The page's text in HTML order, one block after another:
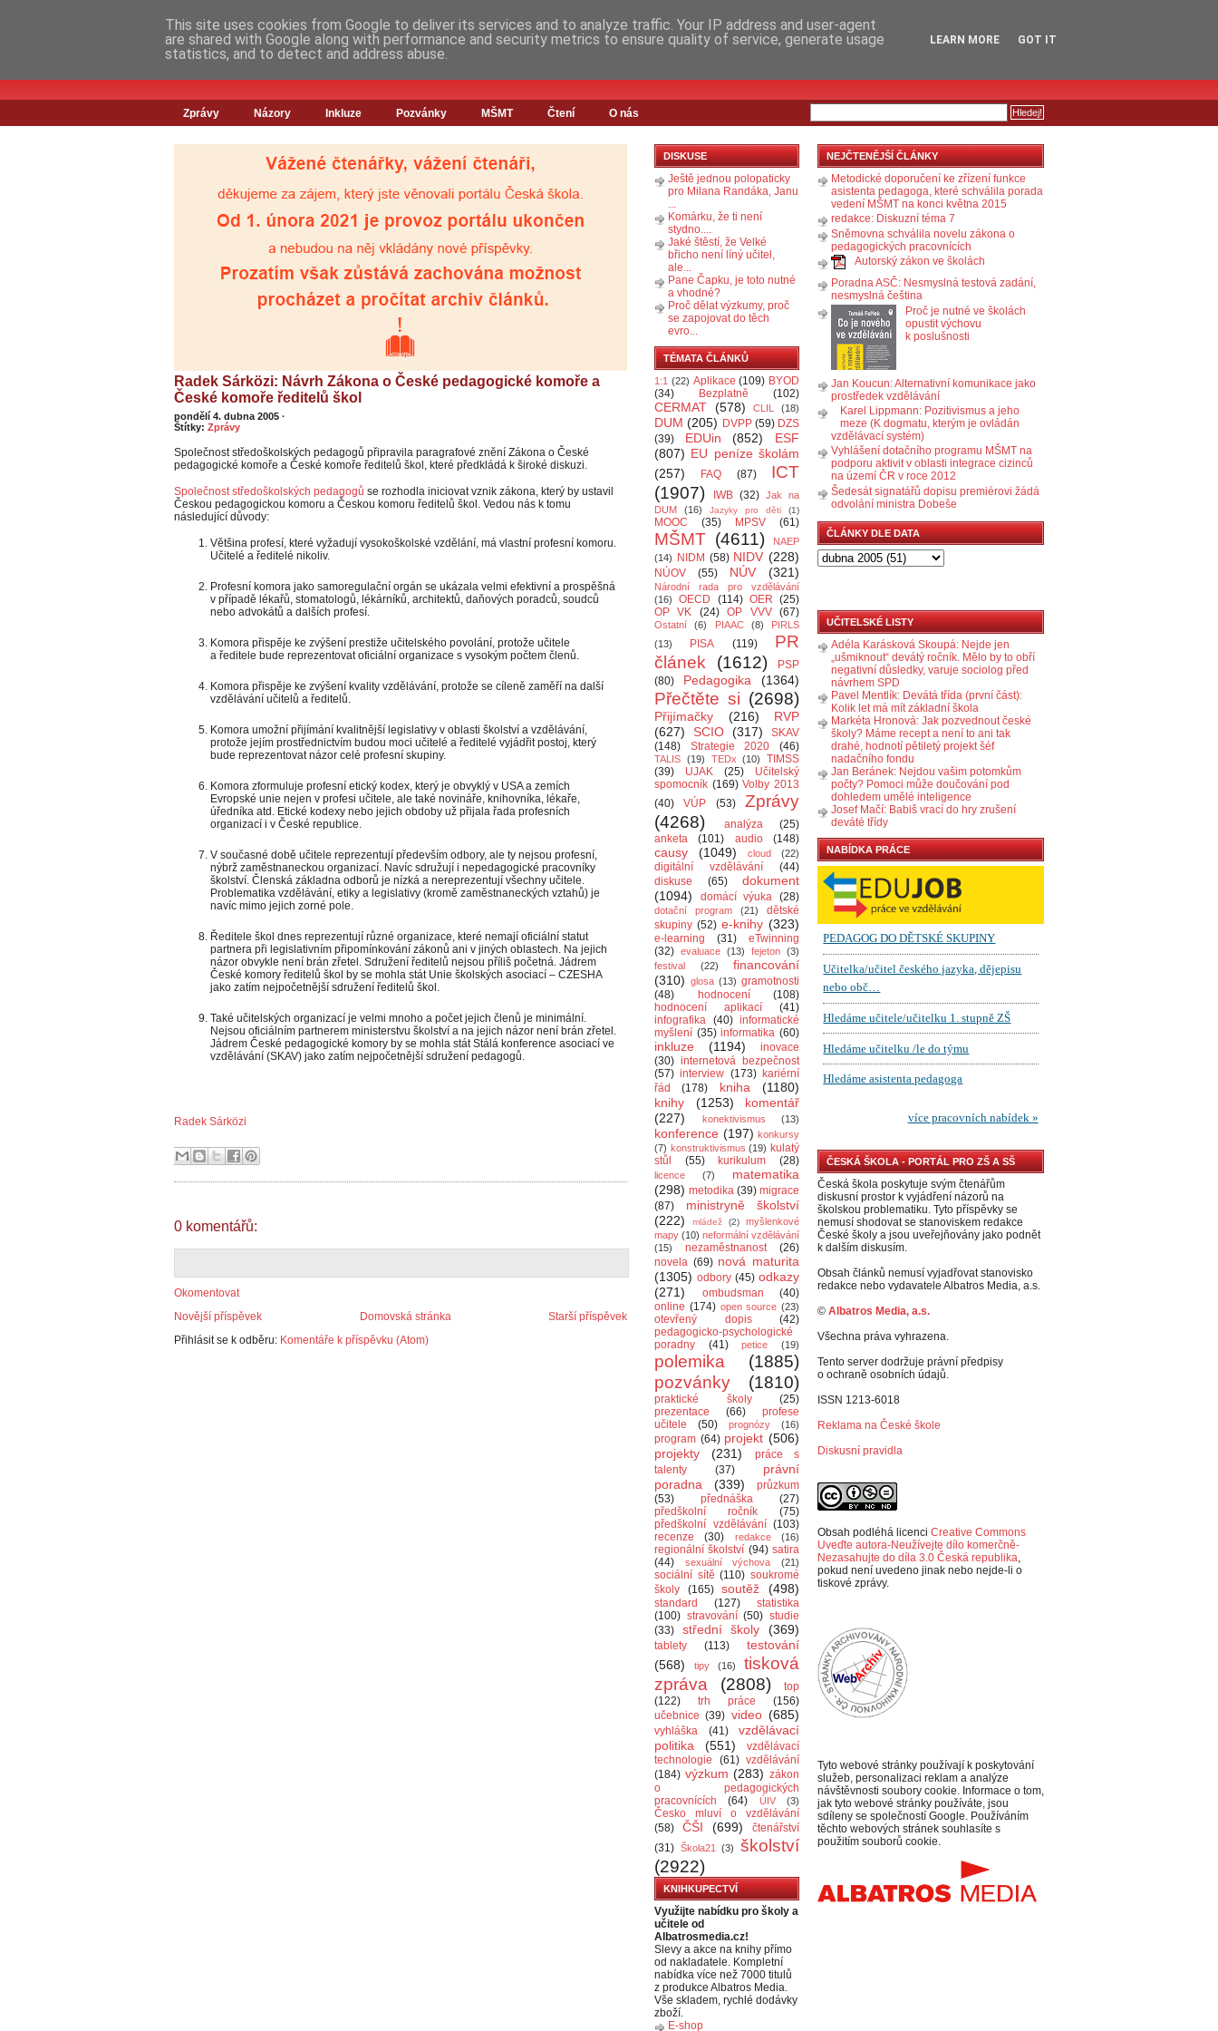
Zprávy Názory Inkluze Pozvánky MŠMT Čtení O nás
Radek Sárközi: Návrh Zákona o České pedagogické komoře a
České komoře ředitelů škol
pondělí 4. dubna 2005 ·
Štítky: Zprávy
Společnost středoškolských pedagogů připravila paragrafové znění Zákona o České
pedagogické komoře a České komoře ředitelů škol, které předkládá k široké diskuzi.
Společnost středoškolských pedagogů se rozhodla iniciovat vznik zákona, který by ustavil
Českou pedagogickou komoru a Českou komoru ředitelů škol. Vedou nás k tomu
následující důvody:
Většina profesí, které vyžadují vysokoškolské vzdělání, má vlastní profesní komoru.
Učitelé a ředitelé nikoliv.
Profesní komora jako samoregulační orgán se ukázala velmi efektivní a prospěšná
v případě lékařů, stomatologů, lékárníků, architektů, daňových poradců, soudců
nebo advokátů a dalších profesí.
Komora přispěje ke zvýšení prestiže učitelského povolání, protože učitele
a ředitele bude reprezentovat oficiální organizace s vysokým počtem členů.
Komora přispěje ke zvýšení kvality vzdělávání, protože se cíleně zaměří na další
vzdělávání učitelů a ředitelů.
Komora umožní přijímání kvalitnější legislativy v oblasti školství a vzdělávání,
protože jejím prostřednictvím budou moci učitelé a ředitelé vyjádřit postoj, který
bude reprezentovat názor celé profesní skupiny.
Komora zformuluje profesní etický kodex, který je obvyklý v USA a zemích
Evropské unie nejen v profesi učitele, ale také novináře, knihovníka, lékaře,
úředníka atd. Etické kodexy nebo jejich obdoby už přijala řada profesních
organizací i v České republice.
V současné době učitele reprezentují především odbory, ale ty nejsou profesní,
nýbrž zaměstnaneckou organizací. Navíc sdružují i nepedagogické pracovníky
školství. Členská základna odborů je nízká a nereprezentují všechny učitele.
Problematika vzdělávání, etiky a legislativy (kromě zaměstnaneckých vztahů) je
navíc mimo jejich zorné pole.
Ředitele škol dnes reprezentují různé organizace, které nemají oficiální statut
partnera při legislativním připomínkování zákonů ani v jiných oblastech. Na jejich
názor obvykle není brán zřetel. Sdružení ředitelů nejsou příliš početná. Jádrem
České komory ředitelů škol by se mohla stát Unie školských asociací – CZESHA
jako zatím nejpočetnější sdružení ředitelů škol.
Také učitelských organizací je velmi mnoho a počet jejich členů je minimální.
Nejsou oficiálním partnerem ministerstvu školství a na jejich názor není brán zřetel.
Jádrem České pedagogické komory by se mohla stát Stálá konference asociací ve
vzdělávání (SKAV) jako zatím nejpočetnější sdružení pedagogů.
Radek Sárközi
0 komentářů:
Okomentovat
Novější příspěvek
Starší příspěvek
Domovská stránka
Přihlásit se k odběru: Komentáře k příspěvku (Atom)
DISKUSE
Ještě jednou polopaticky
pro Milana Randáka, Janu
...
Komárku, že ti není
stydno....
Jaké štěstí, že Velké
břicho není líný učitel,
ale...
Pane Čapku, je toto nutné
a vhodné?
Proč dělat výzkumy, proč
se zapojovat do těch
evro...
TÉMATA ČLÁNKŮ
1:1 (22) Aplikace (109) BYOD
(34)
Bezplatně (102)
CERMAT (578) CLIL (18)
DUM (205) DVPP (59) DZS
(39)
EDUin (852)
ESF
(807) EU peníze školám
(257)
FAQ (87)
ICT
(1907)
IWB (32) Jak na
DUM
(16) Jazyky pro děti (1)
MOOC (35) MPSV (61)
MŠMT (4611)
NAEP
(14)
NIDM (58) NIDV (228)
NÚOV (55) NÚV (321)
Národní rada pro vzdělávání
(16)
OECD (114) OER (25)
OP VK
(24) OP VVV (67)
Ostatní (6) PIAAC (8)
PIRLS
(13)
PISA (119)
PR
článek
(1612)
PSP
(80)
Pedagogika (1364)
Přečtěte si (2698)
Přijímačky (216)
RVP
(627)
SCIO (317)
SKAV
(148)
Strategie 2020 (46)
TALIS (19) TEDx (10)
TIMSS
(39)
UJAK (25)
Učitelský
spomocník (169) Volby 2013
(40)
VÚP (53)
Zprávy
(4268)
analýza
(25)
anketa
(101) audio (148)
causy (1049) cloud (22)
digitální vzdělávání
(44)
diskuse
(65)
dokument
(1094)
domácí výuka (28)
dotační program (21)
dětské
skupiny (52) e-knihy (323)
e-learning (31)
eTwinning
(32) evaluace (13) fejeton (3)
festival
(22)
financování
(310) glosa (13) gramotnosti
(48)
hodnocení
(108)
hodnocení aplikací
(41)
infografika (40) informatické
myšlení (35) informatika (60)
inkluze (1194)
inovace
(30) internetová bezpečnost
(57) interview (173) kariérní
řád
(178) kniha
(1180)
knihy
(1253)
komentář
(227)
konektivismus (13)
konference (197) konkursy
(7) konstruktivismus (19) kulatý
stůl
(55) kurikulum (28)
licence (7)
matematika
(298) metodika (39) migrace
(87)
ministryně školství
(222)
mládež (2)
myšlenkové
mapy (10) neformální vzdělávání
(15)
nezaměstnanost
(26)
novela (69) nová maturita
(1305) odbory (45) odkazy
(271)
ombudsman
(40)
online (174) open source (23)
otevřený dopis
(42)
pedagogicko-psychologické
poradny
(41) petice (19)
polemika
(1885)
pozvánky
(1810)
praktické školy
(25)
prezentace
(66)
profese
učitele
(50) prognózy (16)
program (64) projekt (506)
projekty
(231)
práce s
talenty
(37)
právní
poradna
(339)
průzkum
(53)
přednáška
(27)
předškolní ročník
(75)
předškolní vzdělávání (103)
recenze
(30) redakce (16)
regionální školství (94) satira
(44)
sexuální výchova (21)
sociální sítě (110) soukromé
školy
(165) soutěž (498)
standard (127)
statistika
(100) stravování (50) studie
(33)
střední školy (369)
tablety (113)
testování
(568)
tipy (16)
tisková
zpráva
(2808)
top
(122)
trh práce
(156)
učebnice (39) video (685)
vyhláška (41)
vzdělávací
politika
(551)
vzdělávací
technologie
(61) vzdělávání
(184) výzkum (283) zákon
o pedagogických
pracovnících
(64) ÚIV (3)
Česko mluví o vzdělávání
(58)
ČŠI (699)
čtenářství
(31) Škola21 (3)
školství
(2922)
KNIHKUPECTVÍ
Využijte nabídku pro školy a
učitele od
Albatrosmedia.cz!
Slevy a akce na knihy přímo
od nakladatele. Kompletní
nabídka více než 7000 titulů
z produkce Albatros Media.
Vše skladem, rychlé dodávky
zboží.
E-shop
NEJČTENĚJŠÍ ČLÁNKY
Metodické doporučení ke zřízení funkce
asistenta pedagoga, které schválila porada
vedení MŠMT na konci května 2015
redakce: Diskuzní téma 7
Sněmovna schválila novelu zákona o
pedagogických pracovnících
Autorský zákon ve školách
Poradna ASČ: Nesmyslná testová zadání,
nesmyslná čeština
Proč je nutné ve školách
opustit výchovu
k poslušnosti
Jan Koucun: Alternativní komunikace jako
prostředek vzdělávání
Karel Lippmann: Pozitivismus a jeho
meze (K dogmatu, kterým je ovládán
vzdělávací systém)
Vyhlášení dotačního programu MŠMT na
podporu aktivit v oblasti integrace cizinců
na území ČR v roce 2012
Šedesát signatářů dopisu premiérovi žádá
odvolání ministra Dobeše
ČLÁNKY DLE DATA
UČITELSKÉ LISTY
Adéla Karásková Skoupá: Nejde jen
„ušmiknout“ devátý ročník. Mělo by to obří
negativní důsledky, varuje sociolog před
návrhem SPD
Pavel Mentlík: Devátá třída (první část):
Kolik let má mít základní škola
Markéta Hronová: Jak pozvednout české
školy? Máme recept a není to ani tak
drahé, hodnotí pětiletý projekt šéf
nadačního fondu
Jan Beránek: Nejdou vašim potomkům
počty? Pomoci může doučování pod
dohledem umělé inteligence
Josef Mačí: Babiš vrací do hry zrušení
deváté třídy
NABÍDKA PRÁCE
ČESKÁ ŠKOLA - PORTÁL PRO ZŠ A SŠ
Česká škola poskytuje svým čtenářům
diskusní prostor k vyjádření názorů na
školskou problematiku. Tyto příspěvky se
nemusí shodovat se stanoviskem redakce
České školy a jsou uveřejňovány jako podnět
k dalším diskusím.
Obsah článků nemusí vyjadřovat stanovisko
redakce nebo vydavatele Albatros Media, a.s.
© Albatros Media, a.s.
Všechna práva vyhrazena.
Tento server dodržuje právní předpisy
o ochraně osobních údajů.
ISSN 1213-6018
Reklama na České škole
Diskusní pravidla
Obsah podléhá licenci Creative Commons
Uveďte autora-Neužívejte dílo komerčně-
Nezasahujte do díla 3.0 Česká republika,
pokud není uvedeno jinak nebo nejde-li o
tiskové zprávy.
Tyto webové stránky používají k poskytování
služeb, personalizaci reklam a analýze
návštěvnosti soubory cookie. Informace o tom,
jak tyto webové stránky používáte, jsou
sdíleny se společností Google. Používáním
těchto webových stránek souhlasíte s
použitím souborů cookie.
This site uses cookies from Google to deliver its services and to analyze traffic. Your IP address and user-agent
are shared with Google along with performance and security metrics to ensure quality of service, generate usage
statistics, and to detect and address abuse.
LEARN MORE GOT IT